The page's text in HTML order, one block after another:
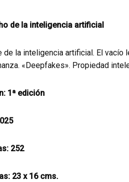
de la inteligencia artificial
de la inteligencia artificial. El
«Deepfakes». Propiedad
1ª edición
252
23 x 16 cms.